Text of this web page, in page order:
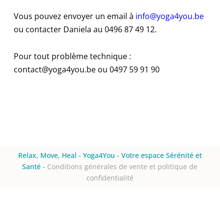
Vous pouvez envoyer un email à info@yoga4you.be
ou contacter Daniela au 0496 87 49 12.
Pour tout problème technique :
contact@yoga4you.be ou 0497 59 91 90
Relax, Move, Heal - Yoga4You - Votre espace Sérénité et
Santé- Conditions générales de vente et politique de
confidentialité